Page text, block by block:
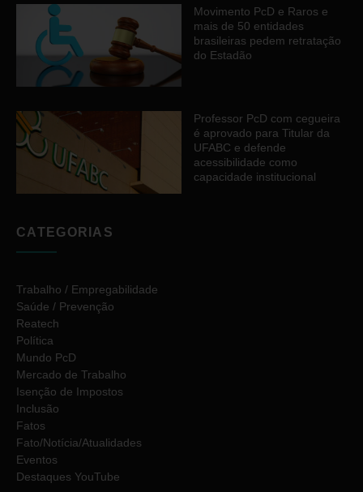
Movimento PcD e Raros e
mais de 50 entidades
brasileiras pedem retratação
do Estadão
Professor PcD com cegueira
é aprovado para Titular da
UFABC e defende
acessibilidade como
capacidade institucional
CATEGORIAS
Trabalho / Empregabilidade
Saúde / Prevenção
Reatech
Política
Mundo PcD
Mercado de Trabalho
Isenção de Impostos
Inclusão
Fatos
Fato/Notícia/Atualidades
Eventos
Destaques YouTube